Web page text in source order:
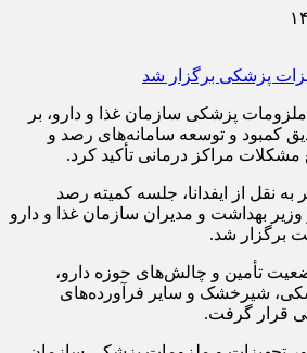
پزشکی سازمان غذا و دارو، بر
کمبود و توسعه سامانه‌های رصد و
مراکز درمانی تأکید کرد.
نقل از ایفدانا، جلسه کمیته رصد
بهداشت و مدیران سازمان غذا و دارو
برگزار شد.
تأمین و چالش‌های حوزه دارو،
شیرخشک و سایر فرآورده‌های
قرار گرفت.